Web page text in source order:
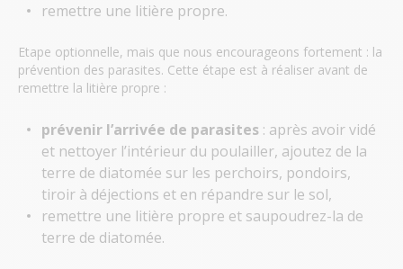
remettre une litière propre.
Etape optionnelle, mais que nous encourageons fortement : la
prévention des parasites. Cette étape est à réaliser avant de
remettre la litière propre :
prévenir l’arrivée de parasites : après avoir vidé
et nettoyer l’intérieur du poulailler, ajoutez de la
terre de diatomée sur les perchoirs, pondoirs,
tiroir à déjections et en répandre sur le sol,
remettre une litière propre et saupoudrez-la de
terre de diatomée.